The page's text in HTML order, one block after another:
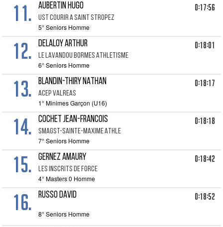
11. AUBERTIN HUGO
UST COURIR A SAINT STROPEZ
0:17:56
5° Seniors Homme
12. DELALOY ARTHUR
LE LAVANDOU BORMES ATHLETISME
0:18:01
6° Seniors Homme
13. BLANDIN-THIRY NATHAN
ACEP VALREAS
0:18:17
1° Minimes Garçon (U16)
14. COCHET JEAN-FRANCOIS
SMAGST-SAINTE-MAXIME ATHLE
0:18:18
7° Seniors Homme
15. GERNEZ AMAURY
LES INSCRITS DE FORCE
0:18:42
4° Masters 0 Homme
16. RUSSO DAVID 0:18:52
8° Seniors Homme